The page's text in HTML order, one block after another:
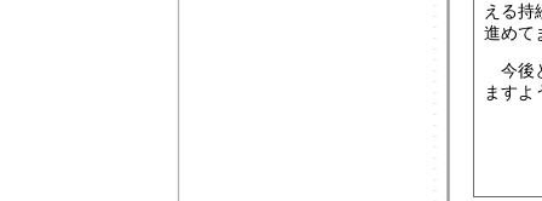
える持
進めて
今後
ますよ